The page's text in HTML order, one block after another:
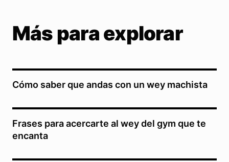
Más para explorar
Cómo saber que andas con un wey machista
Frases para acercarte al wey del gym que te
encanta